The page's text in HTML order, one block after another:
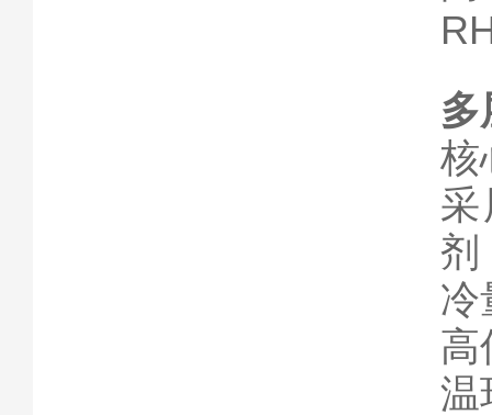
多
剂
冷
高
温